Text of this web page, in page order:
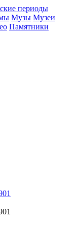
периоды
Музы Музеи
Памятники